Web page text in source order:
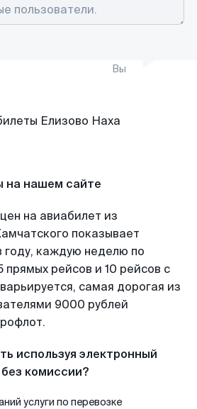
Вы
на нашем сайте
на авиабилет из
показывает
году, каждую неделю по
рейсов и 10 рейсов с
самая дорогая из
9000 рублей
используя электронный
комиссии?
услуги по перевозке